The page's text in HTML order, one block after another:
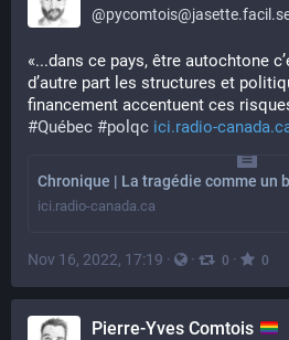
@
«...dans ce pays, être autochtone
d’autre part les structures et
financement accentuent ces
#Québec #polqc ici.radio-
Chronique | La tragédie comme un
ici.radio-canada.ca
Nov 16, 2022, 17:19 · · 0 · 0
Pierre-Yves Comtois